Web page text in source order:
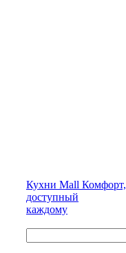
Кухни Mall Комфорт,
доступный
каждому